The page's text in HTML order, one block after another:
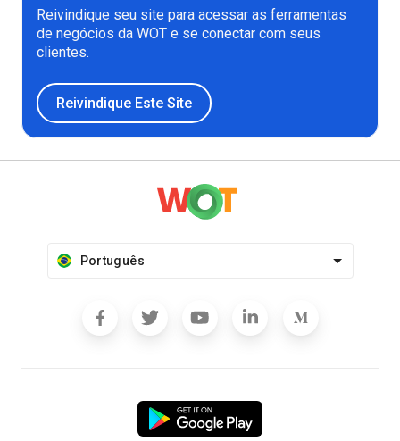
Reivindique seu site para acessar as ferramentas
de negócios da WOT e se conectar com seus
clientes.
Reivindique Este Site
Português